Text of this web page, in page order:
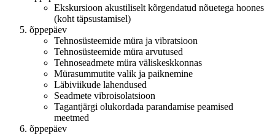
Ekskursioon akustiliselt kõrgendatud nõuetega hoones
(koht täpsustamisel)
õppepäev
Tehnosüsteemide müra ja vibratsioon
Tehnosüsteemide müra arvutused
Tehnoseadmete müra väliskeskkonnas
Mürasummutite valik ja paiknemine
Läbiviikude lahendused
Seadmete vibroisolatsioon
Tagantjärgi olukordada parandamise peamised
meetmed
õppepäev